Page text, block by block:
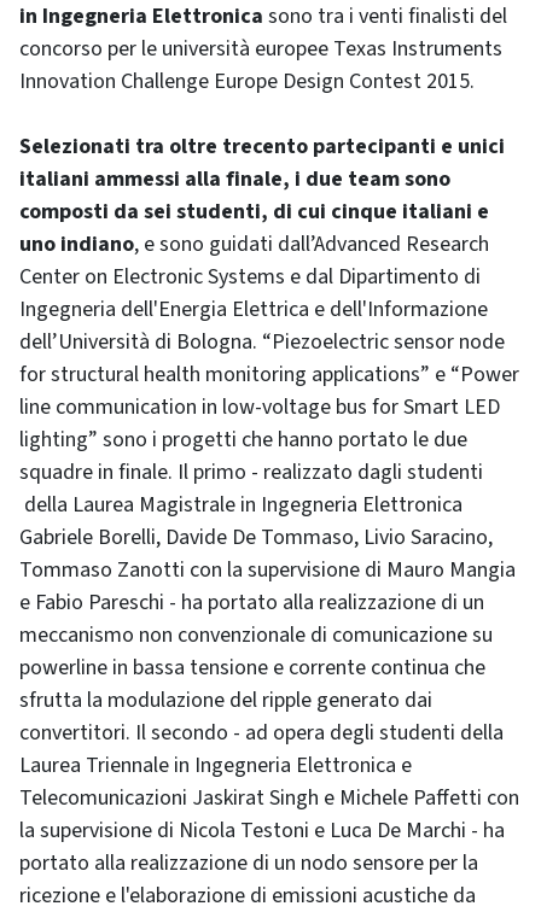
in Ingegneria Elettronica sono tra i venti finalisti del
concorso per le università europee Texas Instruments
Innovation Challenge Europe Design Contest 2015.
Selezionati tra oltre trecento partecipanti e unici
italiani ammessi alla finale, i due team sono
composti da sei studenti, di cui cinque italiani e
uno indiano, e sono guidati dall’Advanced Research
Center on Electronic Systems e dal Dipartimento di
Ingegneria dell'Energia Elettrica e dell'Informazione
dell’Università di Bologna. “Piezoelectric sensor node
for structural health monitoring applications” e “Power
line communication in low-voltage bus for Smart LED
lighting” sono i progetti che hanno portato le due
squadre in finale. Il primo - realizzato dagli studenti
della Laurea Magistrale in Ingegneria Elettronica
Gabriele Borelli, Davide De Tommaso, Livio Saracino,
Tommaso Zanotti con la supervisione di Mauro Mangia
e Fabio Pareschi - ha portato alla realizzazione di un
meccanismo non convenzionale di comunicazione su
powerline in bassa tensione e corrente continua che
sfrutta la modulazione del ripple generato dai
convertitori. Il secondo - ad opera degli studenti della
Laurea Triennale in Ingegneria Elettronica e
Telecomunicazioni Jaskirat Singh e Michele Paffetti con
la supervisione di Nicola Testoni e Luca De Marchi - ha
portato alla realizzazione di un nodo sensore per la
ricezione e l'elaborazione di emissioni acustiche da